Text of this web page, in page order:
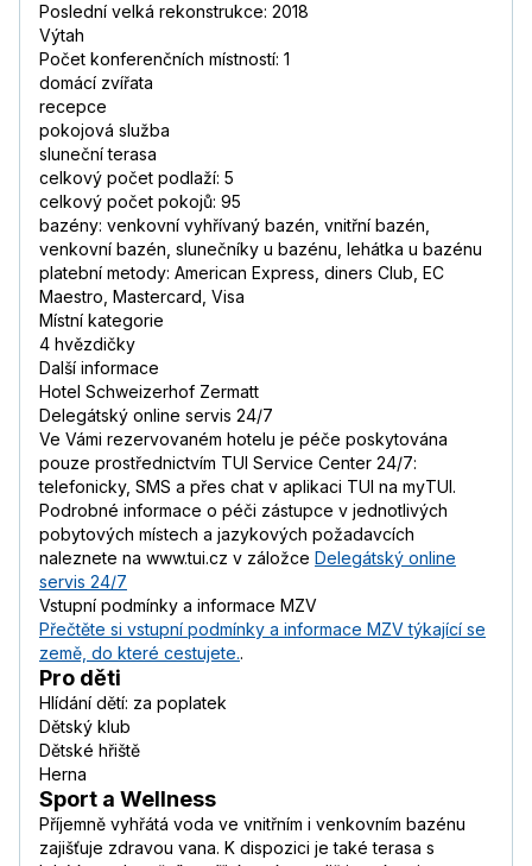
Poslední velká rekonstrukce: 2018
Výtah
Počet konferenčních místností: 1
domácí zvířata
recepce
pokojová služba
sluneční terasa
celkový počet podlaží: 5
celkový počet pokojů: 95
bazény: venkovní vyhřívaný bazén, vnitřní bazén,
venkovní bazén, slunečníky u bazénu, lehátka u bazénu
platební metody: American Express, diners Club, EC
Maestro, Mastercard, Visa
Místní kategorie
4 hvězdičky
Další informace
Hotel Schweizerhof Zermatt
Delegátský online servis 24/7
Ve Vámi rezervovaném hotelu je péče poskytována
pouze prostřednictvím TUI Service Center 24/7:
telefonicky, SMS a přes chat v aplikaci TUI na myTUI.
Podrobné informace o péči zástupce v jednotlivých
pobytových místech a jazykových požadavcích
naleznete na www.tui.cz v záložce Delegátský online
servis 24/7
Vstupní podmínky a informace MZV
Přečtěte si vstupní podmínky a informace MZV týkající se
země, do které cestujete..
Pro děti
Hlídání dětí: za poplatek
Dětský klub
Dětské hřiště
Herna
Sport a Wellness
Příjemně vyhřátá voda ve vnitřním i venkovním bazénu
zajišťuje zdravou vana. K dispozici je také terasa s